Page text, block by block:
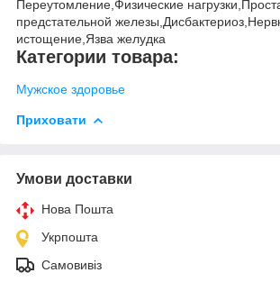
Переутомление,Физические
предстательной
истощение,Язва желудка
Категории товара:
Мужское здоровье
Приховати
Умови доставки
Нова Пошта
Укрпошта
Самовивіз